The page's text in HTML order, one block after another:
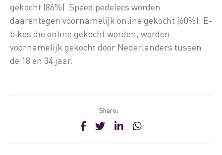
gekocht (86%). Speed pedelecs worden
daarentegen voornamelijk online gekocht (60%). E-
bikes die online gekocht worden, worden
voornamelijk gekocht door Nederlanders tussen
de 18 en 34 jaar.
Share: